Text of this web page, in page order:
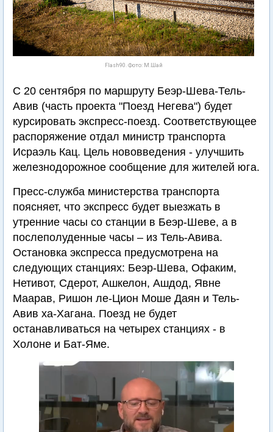
Flash90. Фото: М.Шай
С 20 сентября по маршруту Беэр-Шева-Тель-
Авив (часть проекта "Поезд Негева") будет
курсировать экспресс-поезд. Соответствующее
распоряжение отдал министр транспорта
Исраэль Кац. Цель нововведения - улучшить
железнодорожное сообщение для жителей юга.
Пресс-служба министерства транспорта
поясняет, что экспресс будет выезжать в
утренние часы со станции в Беэр-Шеве, а в
послеполуденные часы – из Тель-Авива.
Остановка экспресса предусмотрена на
следующих станциях: Беэр-Шева, Офаким,
Нетивот, Сдерот, Ашкелон, Ашдод, Явне
Маарав, Ришон ле-Цион Моше Даян и Тель-
Авив ха-Хагана. Поезд не будет
останавливаться на четырех станциях - в
Холоне и Бат-Яме.